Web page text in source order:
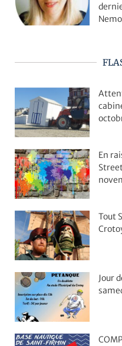
En
Tout
Jour